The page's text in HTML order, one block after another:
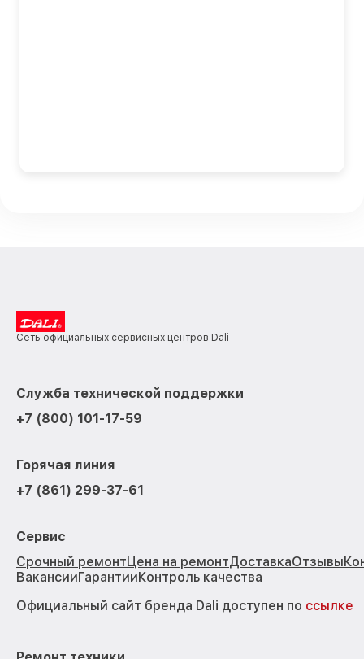
Сеть официальных сервисных центров Dali
Служба технической поддержки
+7 (800) 101-17-59
Горячая линия
+7 (861) 299-37-61
Сервис
Срочный ремонтЦена на ремонтДоставкаОтзывы
ВакансииГарантииКонтроль качества
Официальный сайт бренда Dali доступен по ссылке